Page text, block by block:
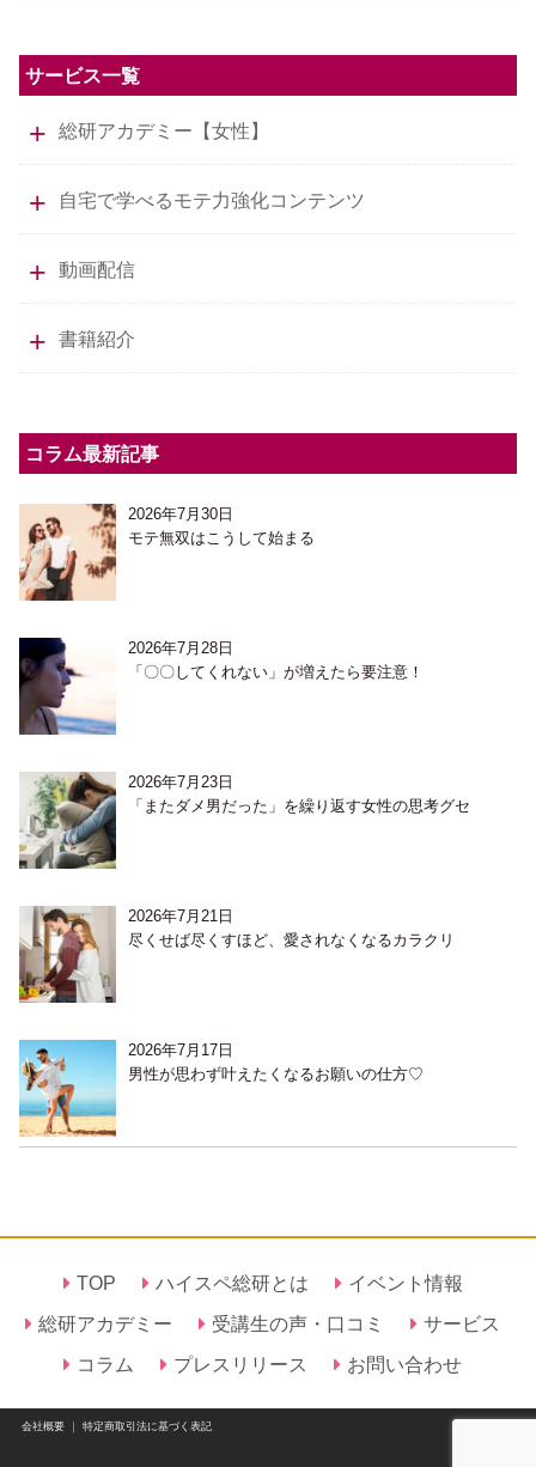
サービス一覧
総研アカデミー【女性】
自宅で学べるモテ力強化コンテンツ
動画配信
書籍紹介
コラム最新記事
2026年7月30日
モテ無双はこうして始まる
2026年7月28日
「〇〇してくれない」が増えたら要注意！
2026年7月23日
「またダメ男だった」を繰り返す女性の思考グセ
2026年7月21日
尽くせば尽くすほど、愛されなくなるカラクリ
2026年7月17日
男性が思わず叶えたくなるお願いの仕方♡
TOP ハイスペ総研とは
イベント情報
総研アカデミー
受講生の声・口コミ
サービス
コラム
プレスリリース お問い合わせ
会社概要｜ 特定商取引法に基づく表記